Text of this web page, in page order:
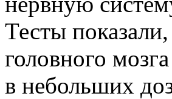
Тесты
головного
в небольших